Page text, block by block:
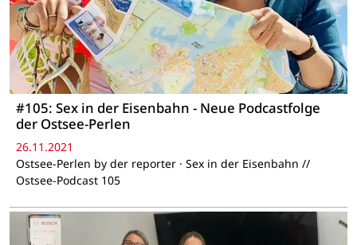
#105: Sex in der Eisenbahn - Neue Podcastfolge
der Ostsee-Perlen
26.11.2021
Ostsee-Perlen by der reporter · Sex in der Eisenbahn //
Ostsee-Podcast 105